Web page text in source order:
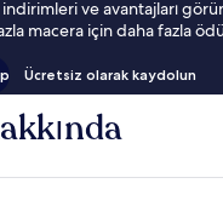
ve avantajları
macera için daha fazla
Ücretsiz olarak kaydolun